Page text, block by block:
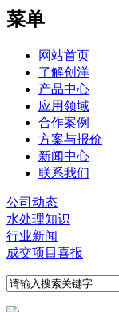
菜单
网站首页
了解创洋
产品中心
应用领域
合作案例
方案与报价
新闻中心
联系我们
公司动态
水处理知识
行业新闻
成交项目喜报